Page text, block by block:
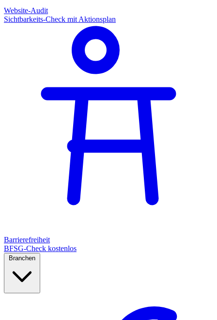
Website-Audit
Sichtbarkeits-Check mit Aktionsplan
Barrierefreiheit
BFSG-Check kostenlos